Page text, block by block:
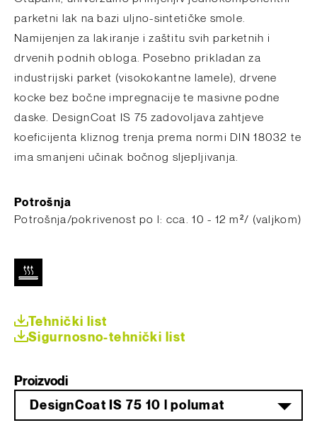
parketni lak na bazi uljno-sintetičke smole.
Namijenjen za lakiranje i zaštitu svih parketnih i
drvenih podnih obloga. Posebno prikladan za
industrijski parket (visokokantne lamele), drvene
kocke bez bočne impregnacije te masivne podne
daske. DesignCoat IS 75 zadovoljava zahtjeve
koeficijenta kliznog trenja prema normi DIN 18032 te
ima smanjeni učinak bočnog sljepljivanja.
Potrošnja
Potrošnja/pokrivenost po l: c​ca. 10 - 12 m²/ (valjkom)
Tehnički list
Sigurnosno-tehnički list
Proizvodi
DesignCoat IS 75 10 l polumat